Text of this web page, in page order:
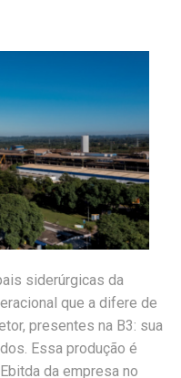
siderúrgicas da
que a difere de
presentes na B3: sua
Essa produção é
da empresa no